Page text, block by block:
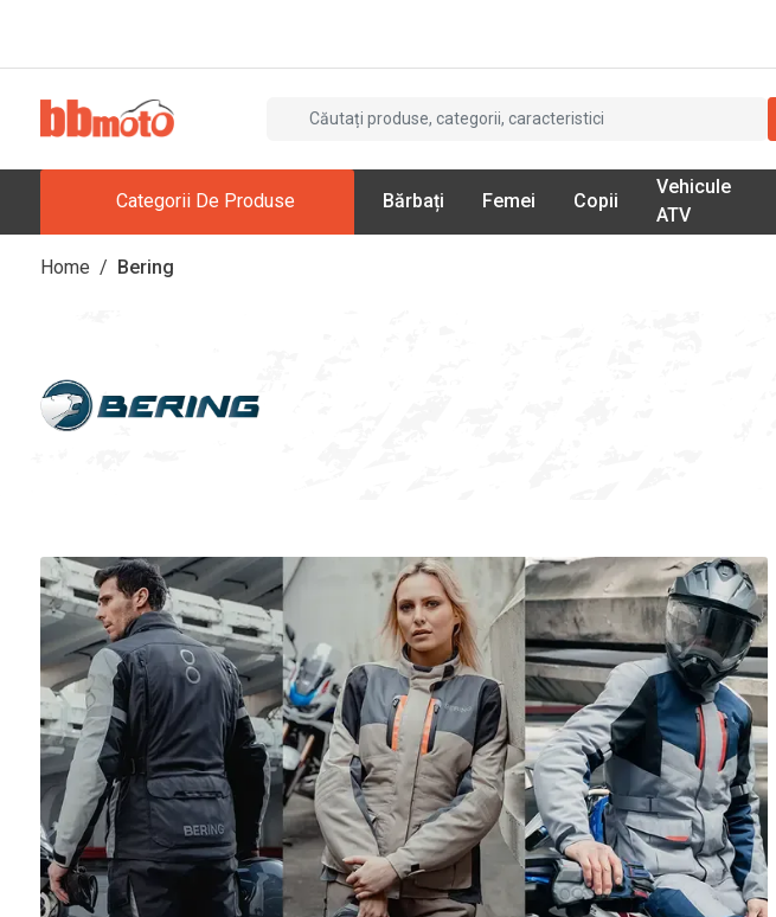
Categorii De Produse Bărbați Femei Copii
Vehicule
ATV
Home / Bering